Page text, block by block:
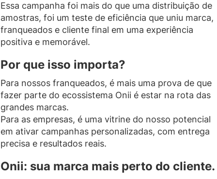
Essa campanha foi mais do que uma distribuição de
amostras, foi um teste de eficiência que uniu marca,
franqueados e cliente final em uma experiência
positiva e memorável.
Por que isso importa?
Para nossos franqueados, é mais uma prova de que
fazer parte do ecossistema Onii é estar na rota das
grandes marcas.
Para as empresas, é uma vitrine do nosso potencial
em ativar campanhas personalizadas, com entrega
precisa e resultados reais.
Onii: sua marca mais perto do cliente.